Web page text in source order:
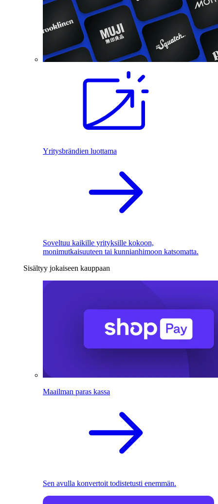
Yritysbrändien luottama
Soveltuu kaikille yrityksille kokoon,
monimutkaisuuteen tai kunnianhimoon katsomatta.
Sisältyy jokaiseen kauppaan
Maailman paras kassa
Sen avulla konvertoit todistetusti enemmän.